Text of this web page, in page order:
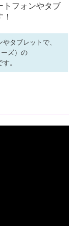
トフォンやタブ
タブレットで、
ズ）の
。